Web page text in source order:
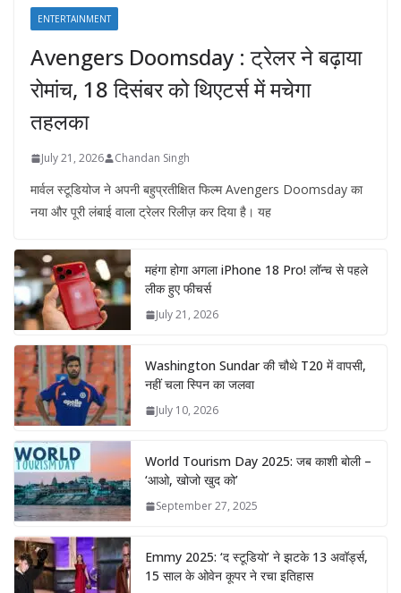
ENTERTAINMENT
Avengers Doomsday : ट्रेलर ने बढ़ाया
रोमांच, 18 दिसंबर को थिएटर्स में मचेगा
तहलका
July 21, 2026 Chandan Singh
मार्वल स्टूडियोज ने अपनी बहुप्रतीक्षित फिल्म Avengers Doomsday का
नया और पूरी लंबाई वाला ट्रेलर रिलीज़ कर दिया है। यह
महंगा होगा अगला iPhone 18 Pro! लॉन्च से पहले
लीक हुए फीचर्स
July 21, 2026
Washington Sundar की चौथे T20 में वापसी,
नहीं चला स्पिन का जलवा
July 10, 2026
World Tourism Day 2025: जब काशी बोली –
‘आओ, खोजो खुद को’
September 27, 2025
Emmy 2025: ‘द स्टूडियो’ ने झटके 13 अवॉर्ड्स,
15 साल के ओवेन कूपर ने रचा इतिहास